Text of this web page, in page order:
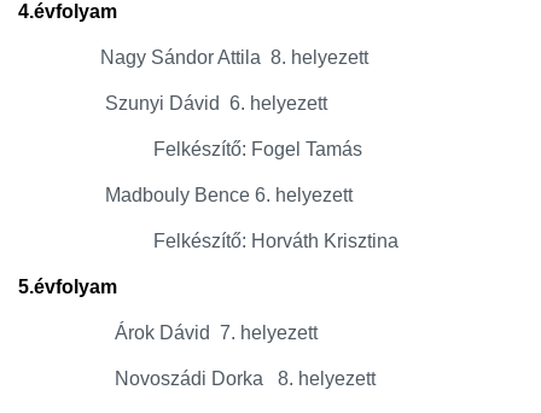
4.évfolyam
Nagy Sándor Attila 8. helyezett
Szunyi Dávid 6. helyezett
Felkészítő: Fogel Tamás
Madbouly Bence 6. helyezett
Felkészítő: Horváth Krisztina
5.évfolyam
Árok Dávid 7. helyezett
Novoszádi Dorka 8. helyezett